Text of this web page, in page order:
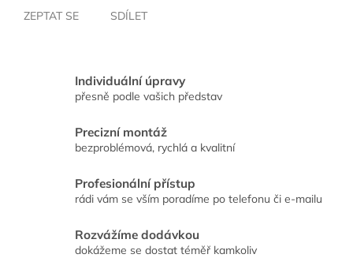
ZEPTAT SE SDÍLET
Individuální úpravy
přesně podle vašich představ
Precizní montáž
bezproblémová, rychlá a kvalitní
Profesionální přístup
rádi vám se vším poradíme po telefonu či e-mailu
Rozvážíme dodávkou
dokážeme se dostat téměř kamkoliv